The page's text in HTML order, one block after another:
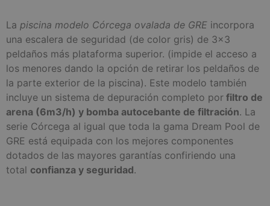
La piscina modelo Córcega ovalada de GRE incorpora
una escalera de seguridad (de color gris) de 3×3
peldaños más plataforma superior. (impide el acceso a
los menores dando la opción de retirar los peldaños de
la parte exterior de la piscina). Este modelo también
incluye un sistema de depuración completo por filtro de
arena (6m3/h) y bomba autocebante de filtración. La
serie Córcega al igual que toda la gama Dream Pool de
GRE está equipada con los mejores componentes
dotados de las mayores garantías confiriendo una
total confianza y seguridad.